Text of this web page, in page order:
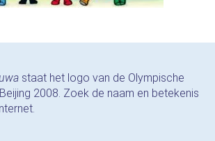
staat het logo van de Olympische
2008. Zoek de naam en betekenis